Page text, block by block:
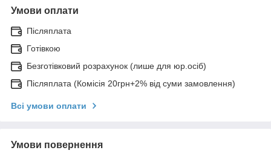
Умови оплати
Післяплата
Готівкою
Безготівковий розрахунок (лише для юр.осіб)
Післяплата (Комісія 20грн+2% від суми замовлення)
Всі умови оплати
Умови повернення